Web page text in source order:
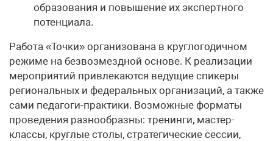
образования и повышение их экспертного
потенциала.
Работа «Точки» организована в круглогодичном
режиме на безвозмездной основе. К реализации
мероприятий привлекаются ведущие спикеры
региональных и федеральных организаций, а также
сами педагоги-практики. Возможные форматы
проведения разнообразны: тренинги, мастер-
классы, круглые столы, стратегические сессии,